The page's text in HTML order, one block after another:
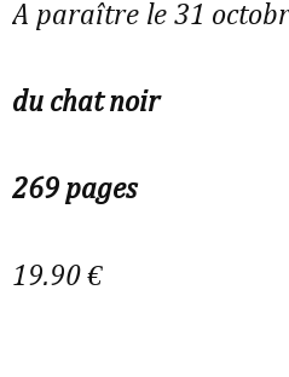
A paraître le 31
du chat noir
269 pages
19.90 €